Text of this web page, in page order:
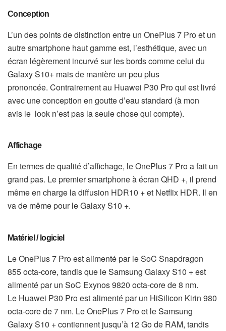
Conception
L’un des points de distinction entre un OnePlus 7 Pro et un
autre smartphone haut gamme est, l’esthétique, avec un
écran légèrement incurvé sur les bords comme celui du
Galaxy S10+ mais de manière un peu plus
prononcée. Contrairement au Huawei P30 Pro qui est livré
avec une conception en goutte d’eau standard (à mon
avis le look n’est pas la seule chose qui compte).
Affichage
En termes de qualité d’affichage, le OnePlus 7 Pro a fait un
grand pas. Le premier smartphone à écran QHD +, il prend
même en charge la diffusion HDR10 + et Netflix HDR. Il en
va de même pour le Galaxy S10 +.
Matériel / logiciel
Le OnePlus 7 Pro est alimenté par le SoC Snapdragon
855 octa-core, tandis que le Samsung Galaxy S10 + est
alimenté par un SoC Exynos 9820 octa-core de 8 nm.
Le Huawei P30 Pro est alimenté par un HiSilicon Kirin 980
octa-core de 7 nm. Le OnePlus 7 Pro et le Samsung
Galaxy S10 + contiennent jusqu’à 12 Go de RAM, tandis